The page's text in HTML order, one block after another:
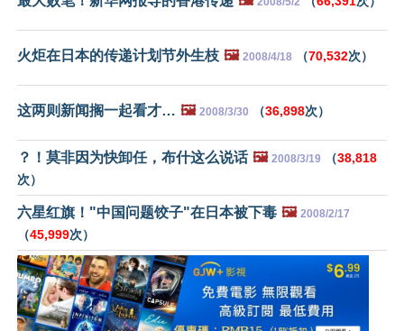
火炬在日本的传递计划节外生枝 🖼️ 2008/4/18 （70,532次）
这两则新闻搁一起看才… 🖼️ 2008/3/30 （36,898次）
？！莫非因为快卸任，布什这么说话 🖼️ 2008/3/19 （38,818
次）
六星红旗！"中国问题饺子"在日本被下毒 🖼️ 2008/2/17
（45,999次）